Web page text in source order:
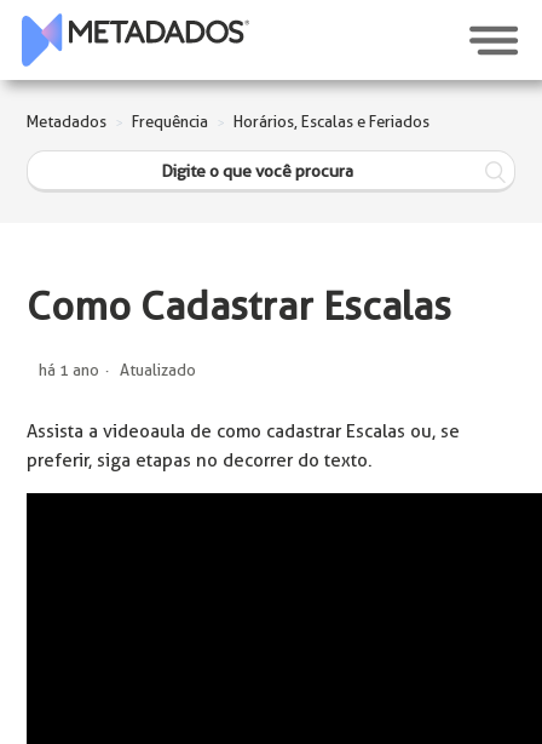
Metadados Frequência Horários, Escalas e Feriados
Como Cadastrar Escalas
há 1 ano Atualizado
Assista a videoaula de como cadastrar Escalas ou, se
preferir, siga etapas no decorrer do texto.